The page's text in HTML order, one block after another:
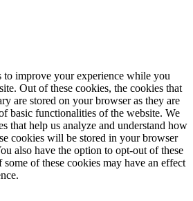
to improve your experience while you
Out of these cookies, the cookies that
are stored on your browser as they are
basic functionalities of the website. We
that help us analyze and understand how
cookies will be stored in your browser
also have the option to opt-out of these
of these cookies may have an effect